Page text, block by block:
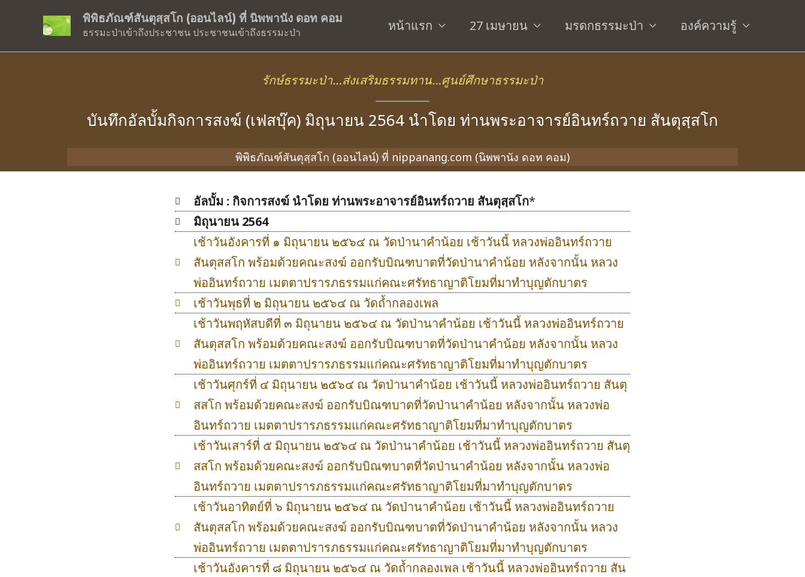
พิพิธภัณฑ์สันตุสฺสโก (ออนไลน์) ที่ นิพพานัง ดอท คอม
ธรรมะป่าเข้าถึงประชาชน ประชาชนเข้าถึงธรรมะป่า หน้าแรก 27 เมษายน มรดกธรรมะป่า องค์ความรู้
รักษ์ธรรมะป่า…ส่งเสริมธรรมทาน…ศูนย์ศึกษาธรรมะป่า
บันทึกอัลบั้มกิจการสงฆ์ (เฟสบุ๊ค) มิถุนายน 2564 นำโดย ท่านพระอาจารย์อินทร์ถวาย สันตุสฺสโก
พิพิธภัณฑ์สันตุสฺสโก (ออนไลน์) ที่ nippanang.com (นิพพานัง ดอท คอม)
อัลบั้ม : กิจการสงฆ์ นำโดย ท่านพระอาจารย์อินทร์ถวาย สันตุสฺสโก*
มิถุนายน 2564
เช้าวันอังคารที่ ๑ มิถุนายน ๒๕๖๔ ณ วัดป่านาคำน้อย เช้าวันนี้ หลวงพ่ออินทร์ถวาย
สันตุสสโก พร้อมด้วยคณะสงฆ์ ออกรับบิณฑบาตที่วัดป่านาคำน้อย หลังจากนั้น หลวง
พ่ออินทร์ถวาย เมตตาปรารภธรรมแก่คณะศรัทธาญาติโยมที่มาทำบุญตักบาตร
เช้าวันพุธที่ ๒ มิถุนายน ๒๕๖๔ ณ วัดถ้ำกลองเพล
เช้าวันพฤหัสบดีที่ ๓ มิถุนายน ๒๕๖๔ ณ วัดป่านาคำน้อย เช้าวันนี้ หลวงพ่ออินทร์ถวาย
สันตุสสโก พร้อมด้วยคณะสงฆ์ ออกรับบิณฑบาตที่วัดป่านาคำน้อย หลังจากนั้น หลวง
พ่ออินทร์ถวาย เมตตาปรารภธรรมแก่คณะศรัทธาญาติโยมที่มาทำบุญตักบาตร
เช้าวันศุกร์ที่ ๔ มิถุนายน ๒๕๖๔ ณ วัดป่านาคำน้อย เช้าวันนี้ หลวงพ่ออินทร์ถวาย สันตุ
สสโก พร้อมด้วยคณะสงฆ์ ออกรับบิณฑบาตที่วัดป่านาคำน้อย หลังจากนั้น หลวงพ่อ
อินทร์ถวาย เมตตาปรารภธรรมแก่คณะศรัทธาญาติโยมที่มาทำบุญตักบาตร
เช้าวันเสาร์ที่ ๕ มิถุนายน ๒๕๖๔ ณ วัดป่านาคำน้อย เช้าวันนี้ หลวงพ่ออินทร์ถวาย สันตุ
สสโก พร้อมด้วยคณะสงฆ์ ออกรับบิณฑบาตที่วัดป่านาคำน้อย หลังจากนั้น หลวงพ่อ
อินทร์ถวาย เมตตาปรารภธรรมแก่คณะศรัทธาญาติโยมที่มาทำบุญตักบาตร
เช้าวันอาทิตย์ที่ ๖ มิถุนายน ๒๕๖๔ ณ วัดป่านาคำน้อย เช้าวันนี้ หลวงพ่ออินทร์ถวาย
สันตุสสโก พร้อมด้วยคณะสงฆ์ ออกรับบิณฑบาตที่วัดป่านาคำน้อย หลังจากนั้น หลวง
พ่ออินทร์ถวาย เมตตาปรารภธรรมแก่คณะศรัทธาญาติโยมที่มาทำบุญตักบาตร
เช้าวันอังคารที่ ๘ มิถุนายน ๒๕๖๔ ณ วัดถ้ำกลองเพล เช้าวันนี้ หลวงพ่ออินทร์ถวาย สัน